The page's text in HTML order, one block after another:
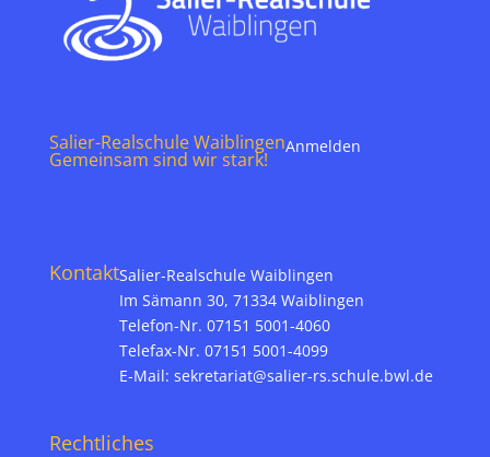
Salier-Realschule Waiblingen
Gemeinsam sind wir stark!
Anmelden
KontaktSalier-Realschule Waiblingen
Im Sämann 30, 71334 Waiblingen
Telefon-Nr. 07151 5001-4060
Telefax-Nr. 07151 5001-4099
E-Mail: sekretariat@salier-rs.schule.bwl.de
Rechtliches